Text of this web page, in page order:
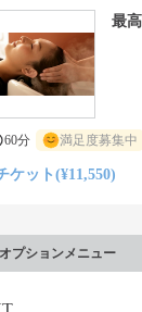
最
60分 満足度募集中
ケット(¥11,550)
プションメニュー